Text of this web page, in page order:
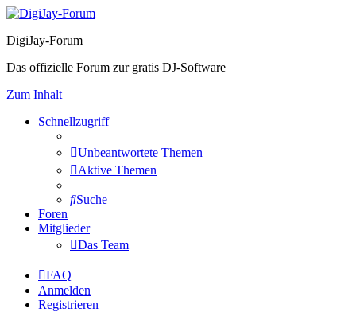
DigiJay-Forum
Das offizielle Forum zur gratis DJ-Software
Zum Inhalt
Schnellzugriff
Unbeantwortete Themen
Aktive Themen
Suche
Foren
Mitglieder
Das Team
FAQ
Anmelden
Registrieren